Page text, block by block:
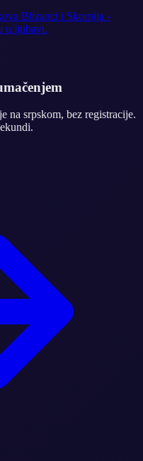
Blizanci i Skorpija -
u ljubavi.
na srpskom, bez registracije.